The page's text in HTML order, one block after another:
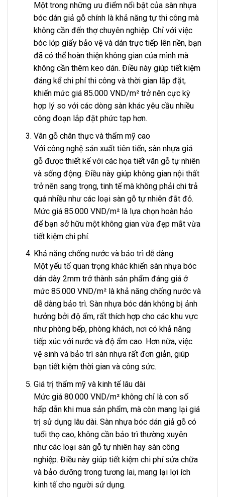
Một trong những ưu điểm nổi bật của sàn nhựa
bóc dán giả gỗ chính là khả năng tự thi công mà
không cần đến thợ chuyên nghiệp. Chỉ với việc
bóc lớp giấy bảo vệ và dán trực tiếp lên nền, bạn
đã có thể hoàn thiện không gian của mình mà
không cần thêm keo dán. Điều này giúp tiết kiệm
đáng kể chi phí thi công và thời gian lắp đặt,
khiến mức giá 85.000 VND/m² trở nên cực kỳ
hợp lý so với các dòng sàn khác yêu cầu nhiều
công đoạn lắp đặt phức tạp hơn.
Vân gỗ chân thực và thẩm mỹ cao
Với công nghệ sản xuất tiên tiến, sàn nhựa giả
gỗ được thiết kế với các họa tiết vân gỗ tự nhiên
và sống động. Điều này giúp không gian nội thất
trở nên sang trọng, tinh tế mà không phải chi trả
quá nhiều như các loại sàn gỗ tự nhiên đắt đỏ.
Mức giá 85.000 VND/m² là lựa chọn hoàn hảo
để bạn sở hữu một không gian vừa đẹp mắt vừa
tiết kiệm chi phí.
Khả năng chống nước và bảo trì dễ dàng
Một yếu tố quan trọng khác khiến sàn nhựa bóc
dán dày 2mm trở thành sản phẩm đáng giá ở
mức 85.000 VND/m² là khả năng chống nước và
dễ dàng bảo trì. Sàn nhựa bóc dán không bị ảnh
hưởng bởi độ ẩm, rất thích hợp cho các khu vực
như phòng bếp, phòng khách, nơi có khả năng
tiếp xúc với nước và độ ẩm cao. Hơn nữa, việc
vệ sinh và bảo trì sàn nhựa rất đơn giản, giúp
bạn tiết kiệm thời gian và công sức.
Giá trị thẩm mỹ và kinh tế lâu dài
Mức giá 80.000 VND/m² không chỉ là con số
hấp dẫn khi mua sản phẩm, mà còn mang lại giá
trị sử dụng lâu dài. Sàn nhựa bóc dán giả gỗ có
tuổi thọ cao, không cần bảo trì thường xuyên
như các loại sàn gỗ tự nhiên hay sàn công
nghiệp. Điều này giúp tiết kiệm chi phí sửa chữa
và bảo dưỡng trong tương lai, mang lại lợi ích
kinh tế cho người sử dụng.